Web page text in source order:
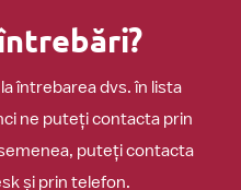
întrebarea dvs. în lista
ne puteți contacta prin
puteți contacta
și prin telefon.